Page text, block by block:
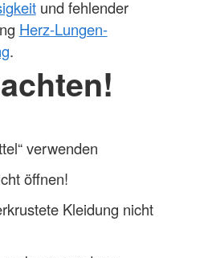
und fehlender
Herz-Lungen-
.
verwenden
öffnen!
Kleidung nicht